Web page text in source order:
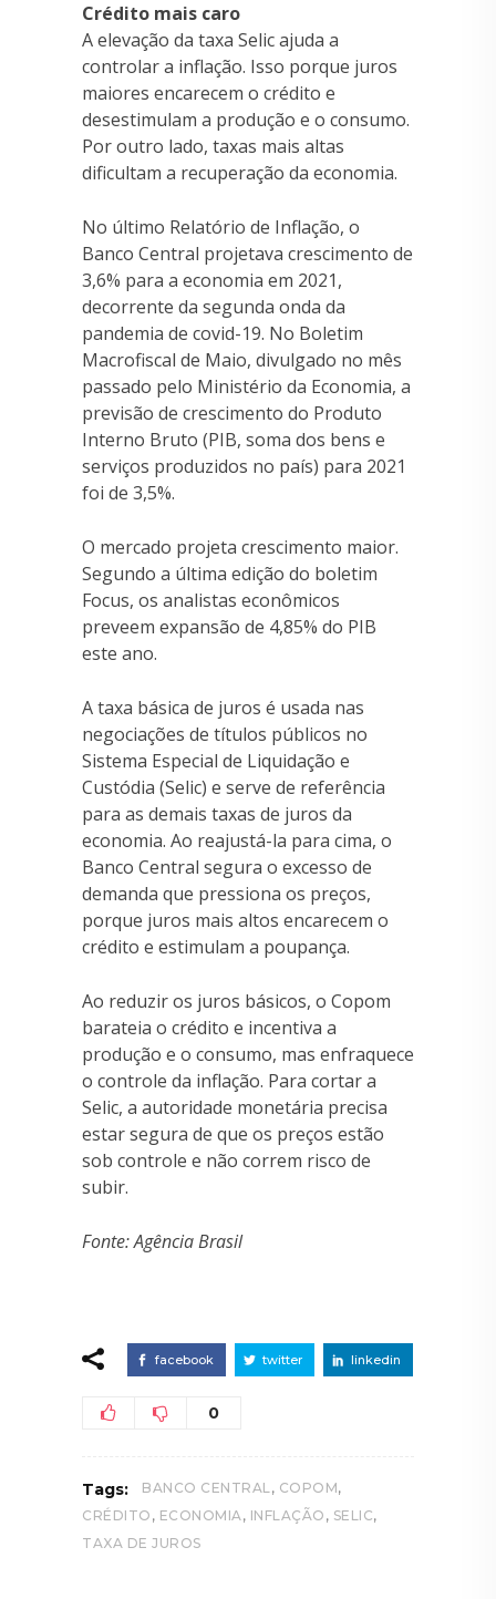
Crédito mais caro
A elevação da taxa Selic ajuda a
controlar a inflação. Isso porque juros
maiores encarecem o crédito e
desestimulam a produção e o consumo.
Por outro lado, taxas mais altas
dificultam a recuperação da economia.
No último Relatório de Inflação, o
Banco Central projetava crescimento de
3,6% para a economia em 2021,
decorrente da segunda onda da
pandemia de covid-19. No Boletim
Macrofiscal de Maio, divulgado no mês
passado pelo Ministério da Economia, a
previsão de crescimento do Produto
Interno Bruto (PIB, soma dos bens e
serviços produzidos no país) para 2021
foi de 3,5%.
O mercado projeta crescimento maior.
Segundo a última edição do boletim
Focus, os analistas econômicos
preveem expansão de 4,85% do PIB
este ano.
A taxa básica de juros é usada nas
negociações de títulos públicos no
Sistema Especial de Liquidação e
Custódia (Selic) e serve de referência
para as demais taxas de juros da
economia. Ao reajustá-la para cima, o
Banco Central segura o excesso de
demanda que pressiona os preços,
porque juros mais altos encarecem o
crédito e estimulam a poupança.
Ao reduzir os juros básicos, o Copom
barateia o crédito e incentiva a
produção e o consumo, mas enfraquece
o controle da inflação. Para cortar a
Selic, a autoridade monetária precisa
estar segura de que os preços estão
sob controle e não correm risco de
subir.
Fonte: Agência Brasil
facebook twitter linkedin
0
Tags: BANCO CENTRAL, COPOM,
CRÉDITO , ECONOMIA, INFLAÇÃO , SELIC,
TAXA DE JUROS